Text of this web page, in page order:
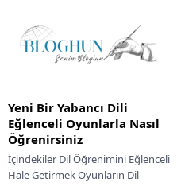
Belirleyerek Motivasyonu...
Yeni Bir Yabancı Dili
Eğlenceli Oyunlarla Nasıl
Öğrenirsiniz
İçindekiler Dil Öğrenimini Eğlenceli
Hale Getirmek Oyunların Dil